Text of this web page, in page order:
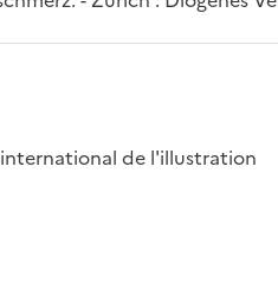
de l'illustration